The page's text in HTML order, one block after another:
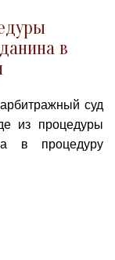
в
суд
из процедуры
в процедуру